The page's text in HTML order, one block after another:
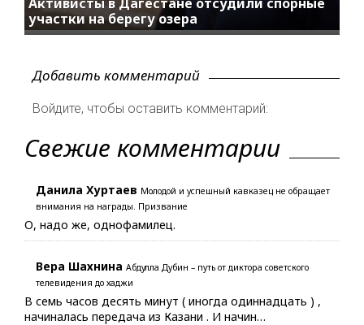
участки на берегу озера
Добавить комментарий
Войдите, чтобы оставить комментарий:
Свежие комментарии
Данила Хуртаев Молодой и успешный кавказец не обращает
внимания на награды. Призвание
О, надо же, однофамилец.
Вера Шахнина Абдулла Дубин – путь от диктора советского
телевидения до хаджи
В семь часов десять минут ( иногда одиннадцать ) ,
начиналась передача из Казани . И начин…